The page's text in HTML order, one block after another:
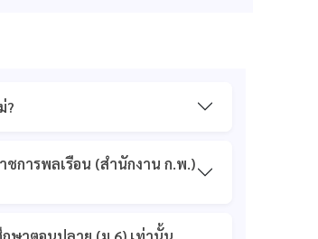
?
การพลเรือน (สำนักงาน ก.พ.)